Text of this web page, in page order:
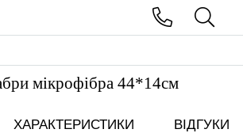
мiкрофiбра 44*14см
ХАРАКТЕРИСТИКИ ВІДГУКИ